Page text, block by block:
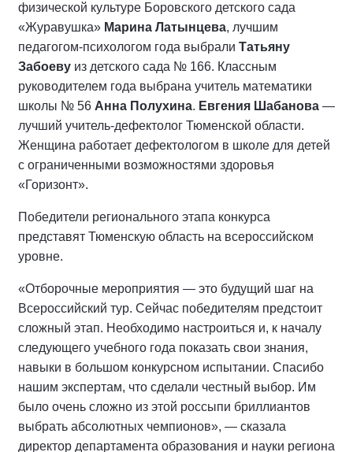
физической культуре Боровского детского сада
«Журавушка» Марина Латынцева, лучшим
педагогом-психологом года выбрали Татьяну
Забоеву из детского сада № 166. Классным
руководителем года выбрана учитель математики
школы № 56 Анна Полухина. Евгения Шабанова —
лучший учитель-дефектолог Тюменской области.
Женщина работает дефектологом в школе для детей
с ограниченными возможностями здоровья
«Горизонт».
Победители регионального этапа конкурса
представят Тюменскую область на всероссийском
уровне.
«Отборочные мероприятия — это будущий шаг на
Всероссийский тур. Сейчас победителям предстоит
сложный этап. Необходимо настроиться и, к началу
следующего учебного года показать свои знания,
навыки в большом конкурсном испытании. Спасибо
нашим экспертам, что сделали честный выбор. Им
было очень сложно из этой россыпи бриллиантов
выбрать абсолютных чемпионов», — сказала
директор департамента образования и науки региона